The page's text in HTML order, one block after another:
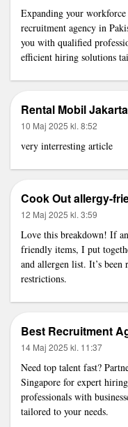
Expanding your
recruitment agency in
you with qualified
efficient hiring solutions
Rental Mobil Jakarta
10 Maj 2025 kl. 8:52
very interresting article
Cook Out allergy-
12 Maj 2025 kl. 3:59
Love this breakdown! If
friendly items, I put
and allergen list. It’s
restrictions.
Best Recruitment
14 Maj 2025 kl. 11:37
Need top talent fast?
Singapore for expert
professionals with
tailored to your needs.